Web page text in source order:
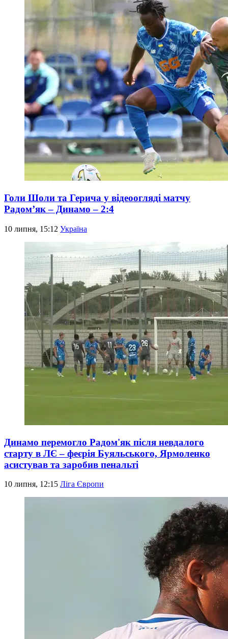
Голи Шоли та Герича у відеоогляді матчу
Радом’як – Динамо – 2:4
10 липня, 15:12 Україна
Динамо перемогло Радом'як після невдалого
старту в ЛЄ – феєрія Буяльського, Ярмоленко
асистував та заробив пенальті
10 липня, 12:15 Ліга Європи